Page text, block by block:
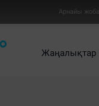
Арнайы
Жаңалықтар